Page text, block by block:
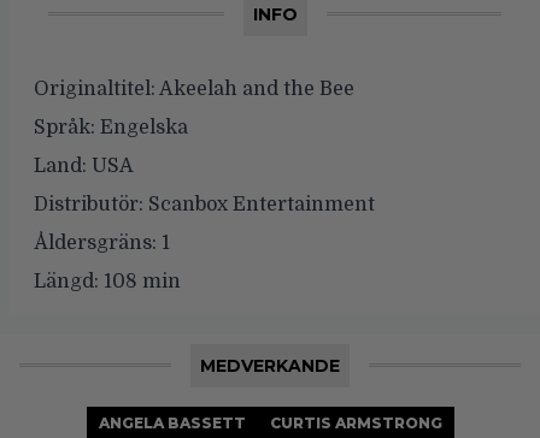
INFO
Originaltitel: Akeelah and the Bee
Språk: Engelska
Land: USA
Distributör: Scanbox Entertainment
Åldersgräns: 1
Längd: 108 min
MEDVERKANDE
ANGELA BASSETT
CURTIS ARMSTRONG